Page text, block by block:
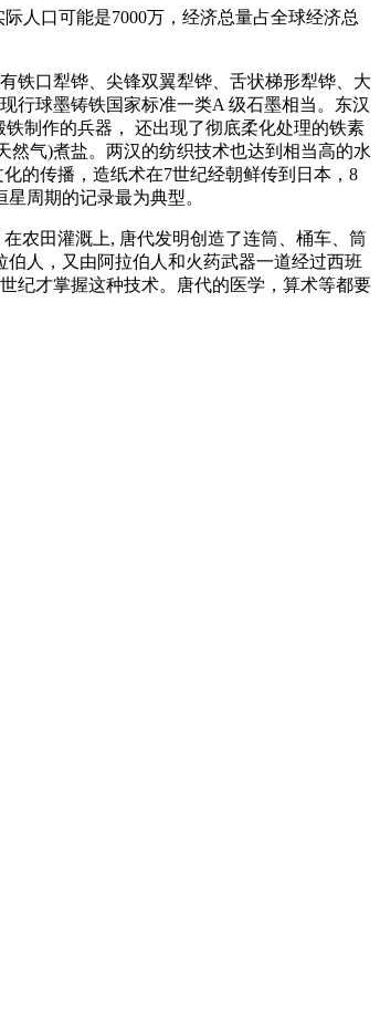
人口可能是7000万，经济总量占全球经济总
铁口犁铧、尖锋双翼犁铧、舌状梯形犁铧、大
行球墨铸铁国家标准一类A 级石墨相当。东汉
制作的兵器， 还出现了彻底柔化处理的铁素
然气)煮盐。两汉的纺织技术也达到相当高的水
的传播，造纸术在7世纪经朝鲜传到日本，8
周期的记录最为典型。
农田灌溉上, 唐代发明创造了连筒、桶车、筒
人，又由阿拉伯人和火药武器一道经过西班
纪才掌握这种技术。唐代的医学，算术等都要